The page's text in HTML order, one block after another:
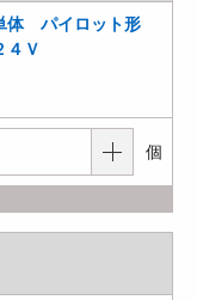
体 パイロット形
４Ｖ
個